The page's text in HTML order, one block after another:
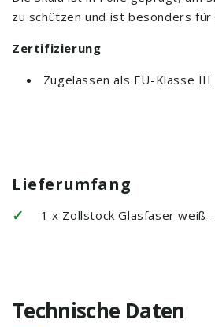
zu schützen und ist besonders
Zertifizierung
Zugelassen als EU-Klasse III
Lieferumfang
✓ 1 x Zollstock Glasfaser weiß
Technische Daten